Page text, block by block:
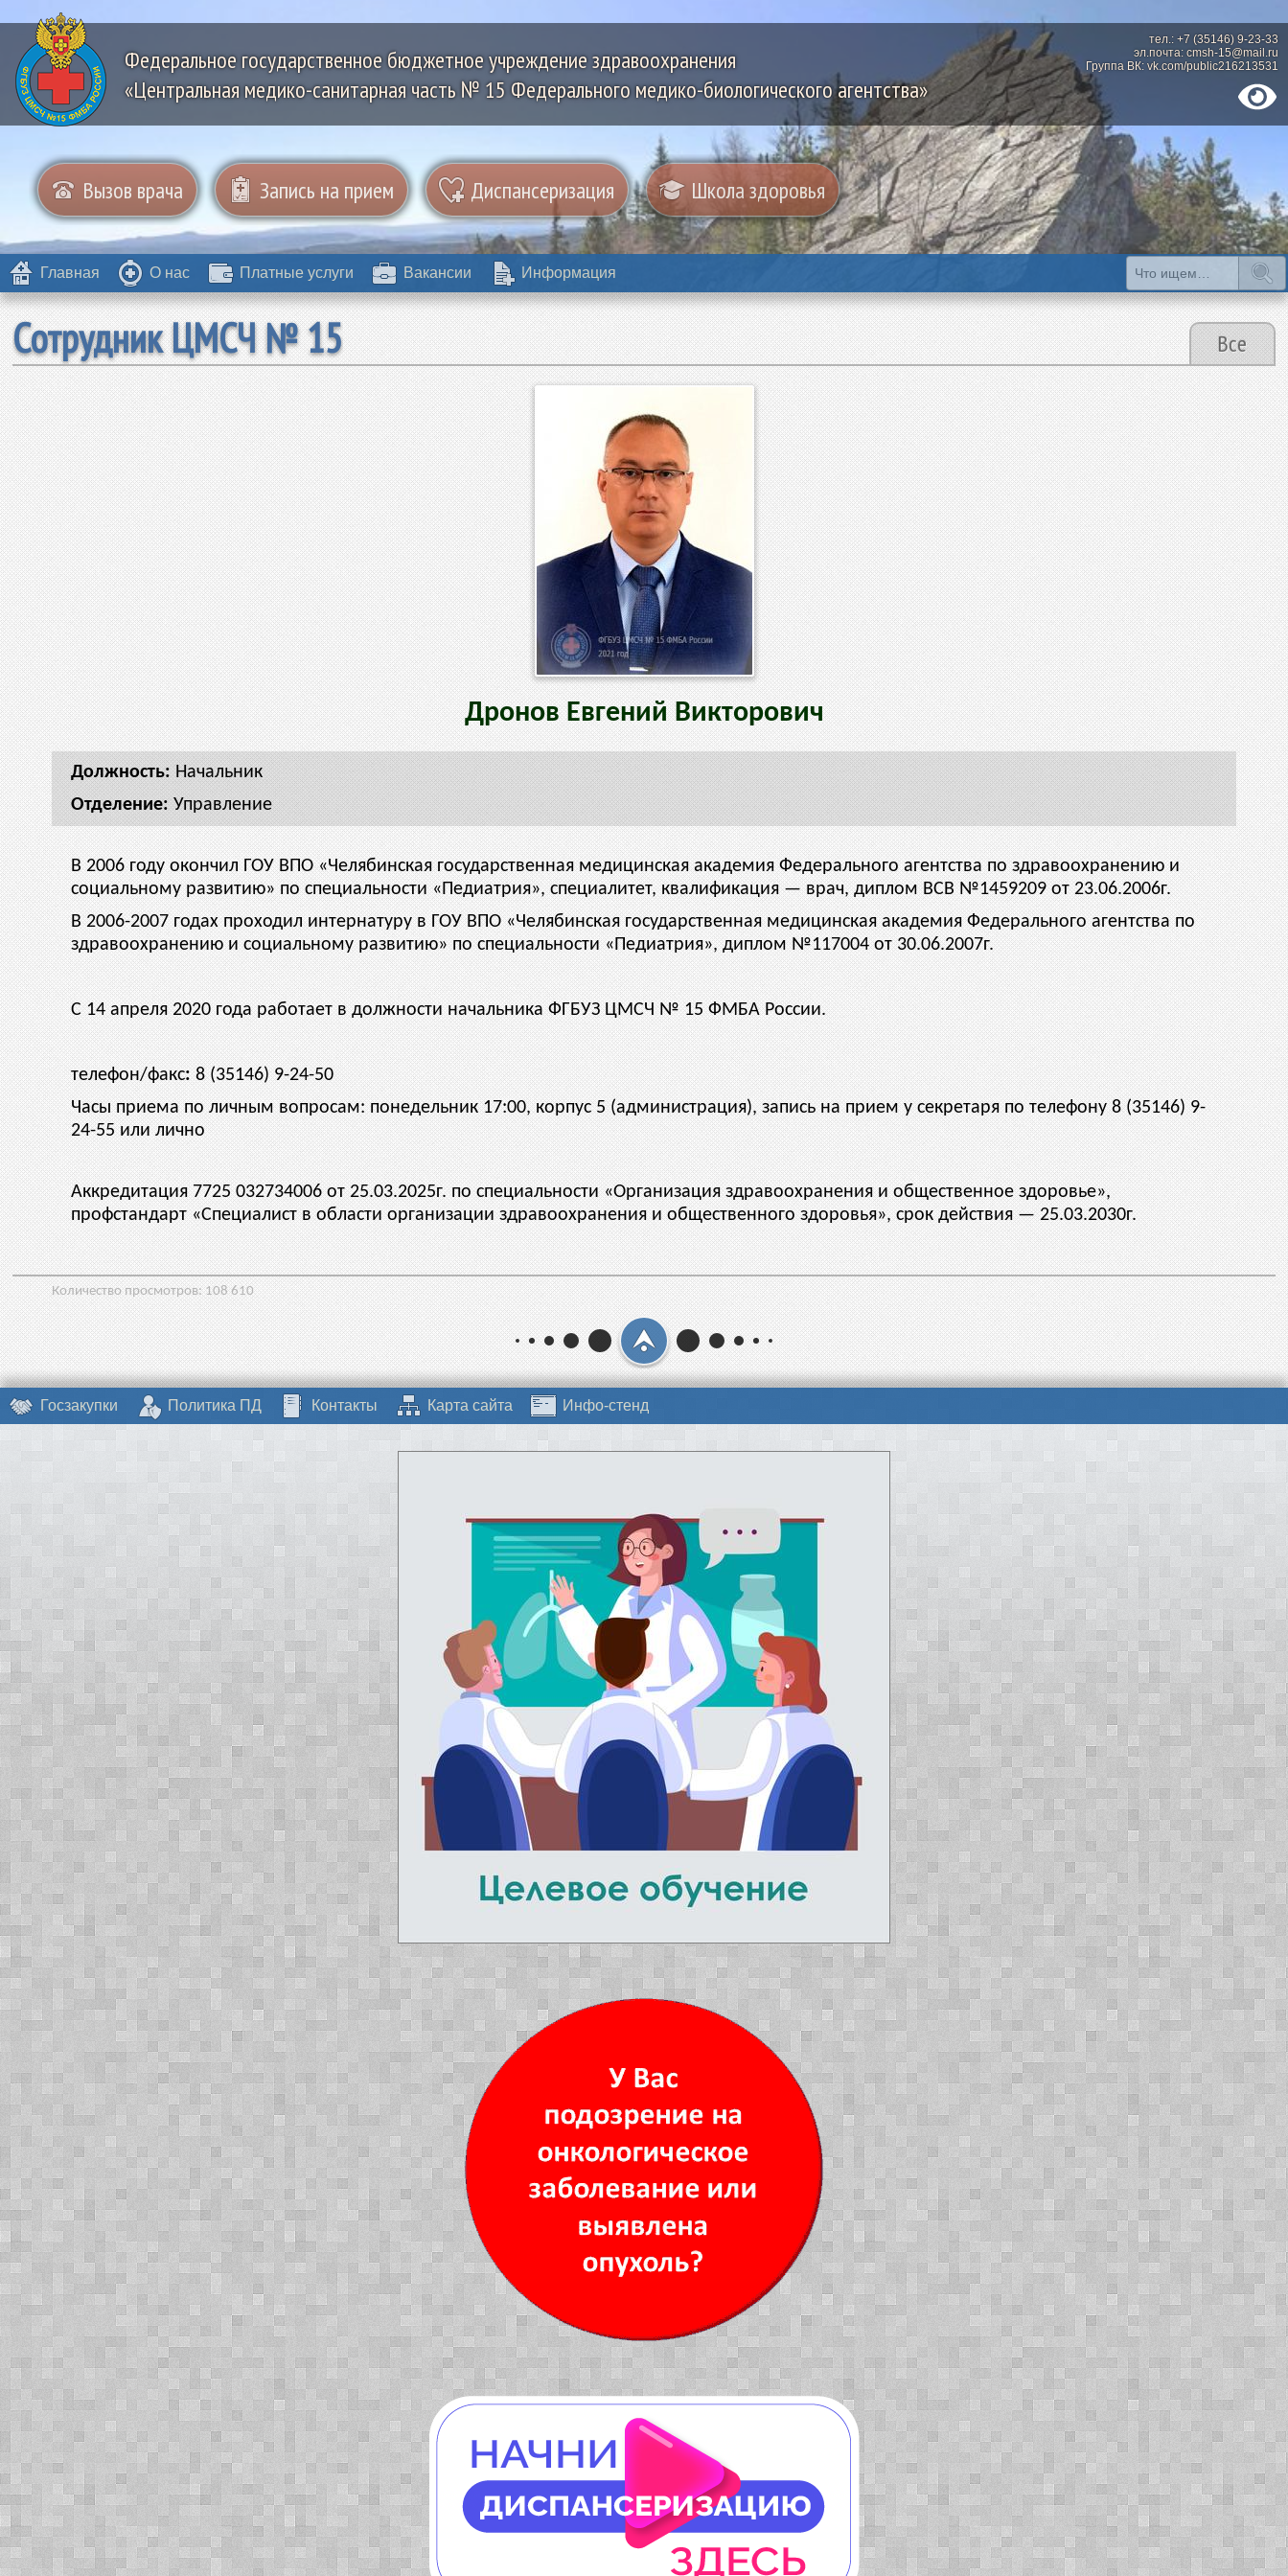
Федеральное государственное бюджетное учреждение здравоохранения
«Центральная медико-санитарная часть № 15 Федерального медико-биологического агентства»
тел.: +7 (35146) 9-23-33
эл.почта: cmsh-15@mail.ru
Группа ВК: vk.com/public216213531
Вызов врача Запись на прием Диспансеризация Школа здоровья
Главная О нас Платные услуги Вакансии Информация
Сотрудник ЦМСЧ № 15 Все
ДроновЕвгенийВикторович
Начальник
Управление
В 2006 году окончил ГОУ ВПО «Челябинская государственная медицинская академия Федерального агентства по здравоохранению и
социальному развитию» по специальности «Педиатрия», специалитет, квалификация — врач, диплом ВСВ №1459209 от 23.06.2006г.
В 2006-2007 годах проходил интернатуру в ГОУ ВПО «Челябинская государственная медицинская академия Федерального агентства по
здравоохранению и социальному развитию» по специальности «Педиатрия», диплом №117004 от 30.06.2007г.
С 14 апреля 2020 года работает в должности начальника ФГБУЗ ЦМСЧ № 15 ФМБА России.
телефон/факс:8 (35146) 9-24-50
Часы приема по личным вопросам: понедельник 17:00, корпус 5 (администрация), запись на прием у секретаря по телефону 8 (35146) 9-
24-55 или лично
Аккредитация 7725 032734006 от 25.03.2025г. по специальности «Организация здравоохранения и общественное здоровье»,
профстандарт «Специалист в области организации здравоохранения и общественного здоровья», срок действия — 25.03.2030г.
Количество просмотров: 108 610
Госзакупки Политика ПД Контакты Карта сайта Инфо-стенд